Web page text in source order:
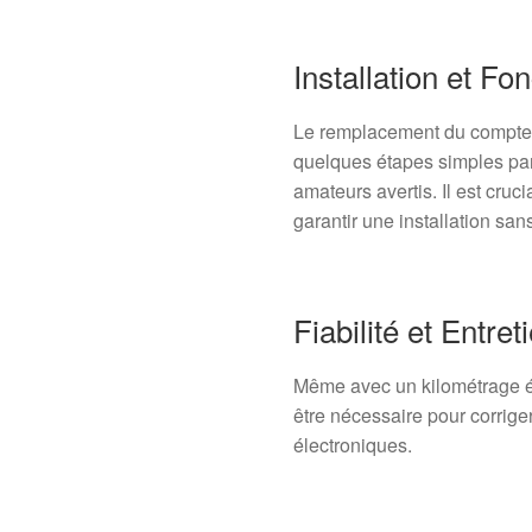
Installation et
Le remplacement du
quelques étapes simples
amateurs avertis. Il est
garantir une installation
Fiabilité et
Même avec un kilométrage
être nécessaire pour
électroniques.